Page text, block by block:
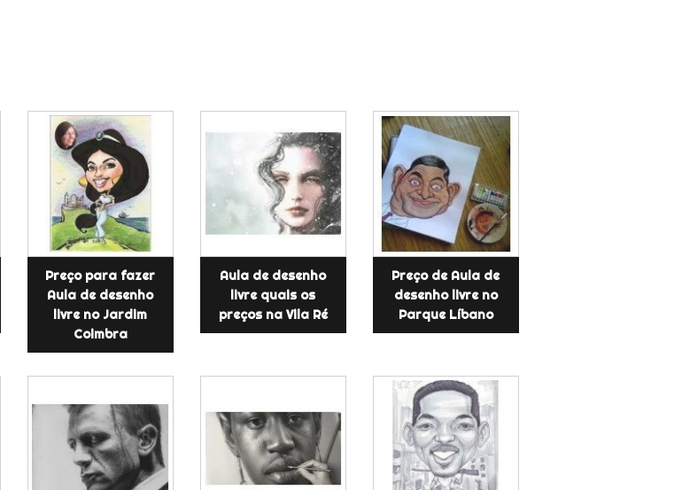
Preço para fazer
Aula de desenho
livre no Jardim
Coimbra
Aula de desenho
livre quais os
preços na Vila Ré
Preço de Aula de
desenho livre no
Parque Líbano